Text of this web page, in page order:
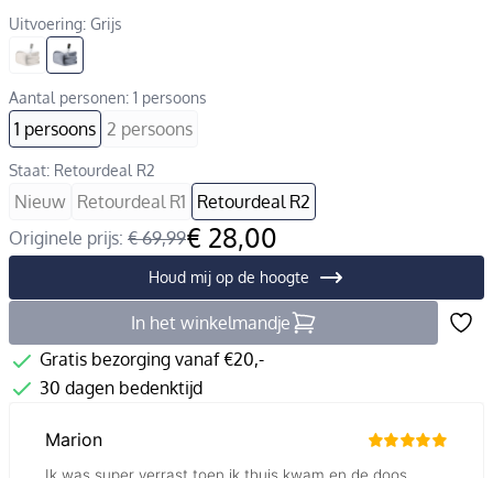
Uitvoering: Grijs
Aantal personen: 1 persoons
1 persoons 2 persoons
Staat: Retourdeal R2
Nieuw Retourdeal R1 Retourdeal R2
Originele prijs: € 69,99€ 28,00
Houd mij op de hoogte
In het winkelmandje
Gratis bezorging vanaf €20,-
30 dagen bedenktijd